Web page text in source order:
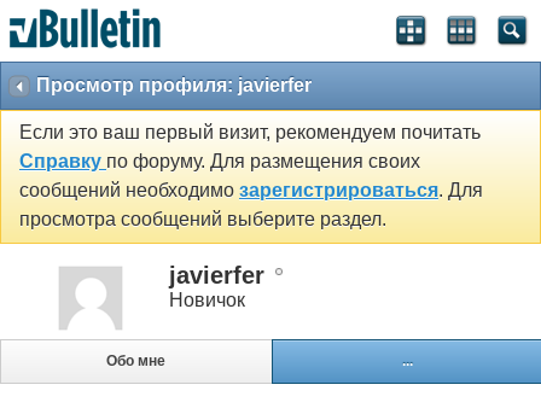
Просмотр профиля: javierfer
Если это ваш первый визит, рекомендуем почитать
Справку по форуму. Для размещения своих
сообщений необходимо зарегистрироваться. Для
просмотра сообщений выберите раздел.
javierfer
Новичок
Обо мне ...